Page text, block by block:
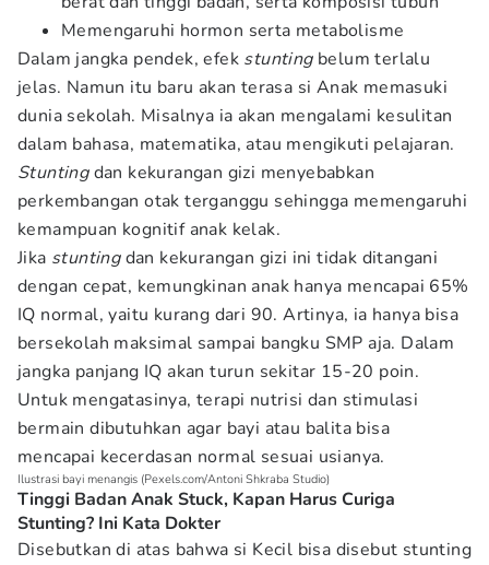
Memengaruhi hormon serta metabolisme
Dalam jangka pendek, efek stuntingbelum terlalu
jelas. Namun itu baru akan terasa si Anak memasuki
dunia sekolah. Misalnya ia akan mengalami kesulitan
dalam bahasa, matematika, atau mengikuti pelajaran.
Stuntingdan kekurangan gizi menyebabkan
perkembangan otak terganggu sehingga memengaruhi
kemampuan kognitif anak kelak.
Jika stuntingdan kekurangan gizi ini tidak ditangani
dengan cepat, kemungkinan anak hanya mencapai 65%
IQ normal, yaitu kurang dari 90. Artinya, ia hanya bisa
bersekolah maksimal sampai bangku SMP aja. Dalam
jangka panjang IQ akan turun sekitar 15-20 poin.
Untuk mengatasinya, terapi nutrisi dan stimulasi
bermain dibutuhkan agar bayi atau balita bisa
mencapai kecerdasan normal sesuai usianya.
Ilustrasi bayi menangis (Pexels.com/Antoni Shkraba Studio)
Tinggi Badan Anak Stuck, Kapan Harus Curiga
Stunting? Ini Kata Dokter
Disebutkan di atas bahwa si Kecil bisa disebut stunting